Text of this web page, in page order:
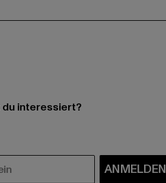
interessiert?
ANMELDEN